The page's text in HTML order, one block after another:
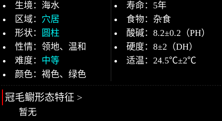
生境：海水
区域： 穴居
形状：
圆柱
性情：领地、温和
难度： 中等
颜色：褐色、绿色
寿命：5年
食物：杂食
酸碱：8.2±0.2（PH）
硬度：8±2（DH）
适温：24.5℃±2℃
冠毛鳚形态特征 >
暂无